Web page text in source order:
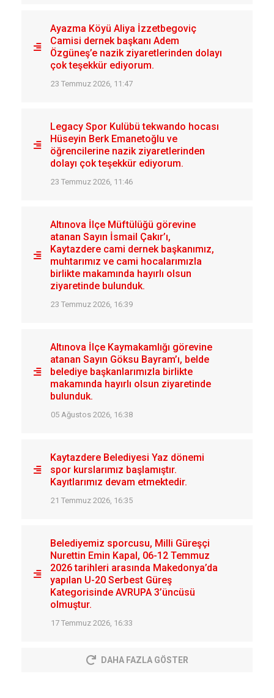
Ayazma Köyü Aliya İzzetbegoviç
Camisi dernek başkanı Adem
Özgüneş’e nazik ziyaretlerinden dolayı
çok teşekkür ediyorum.
23 Temmuz 2026, 11:47
Legacy Spor Kulübü tekwando hocası
Hüseyin Berk Emanetoğlu ve
öğrencilerine nazik ziyaretlerinden
dolayı çok teşekkür ediyorum.
23 Temmuz 2026, 11:46
Altınova İlçe Müftülüğü görevine
atanan Sayın İsmail Çakır’ı,
Kaytazdere cami dernek başkanımız,
muhtarımız ve cami hocalarımızla
birlikte makamında hayırlı olsun
ziyaretinde bulunduk.
23 Temmuz 2026, 16:39
Altınova İlçe Kaymakamlığı görevine
atanan Sayın Göksu Bayram’ı, belde
belediye başkanlarımızla birlikte
makamında hayırlı olsun ziyaretinde
bulunduk.
05 Ağustos 2026, 16:38
Kaytazdere Belediyesi Yaz dönemi
spor kurslarımız başlamıştır.
Kayıtlarımız devam etmektedir.
21 Temmuz 2026, 16:35
Belediyemiz sporcusu, Milli Güreşçi
Nurettin Emin Kapal, 06-12 Temmuz
2026 tarihleri arasında Makedonya’da
yapılan U-20 Serbest Güreş
Kategorisinde AVRUPA 3’üncüsü
olmuştur.
17 Temmuz 2026, 16:33
DAHA FAZLA GÖSTER